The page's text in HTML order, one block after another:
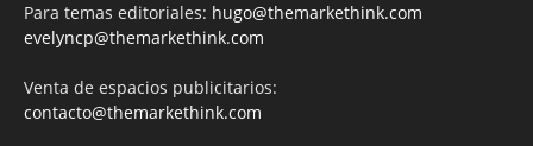
Para temas editoriales: hugo@themarkethink.com
evelyncp@themarkethink.com
Venta de espacios publicitarios:
contacto@themarkethink.com